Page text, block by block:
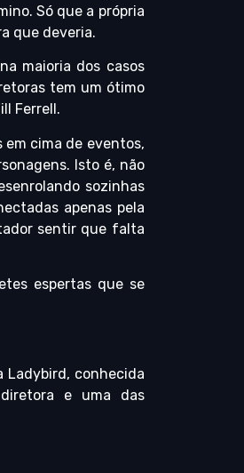
Só que a própria
que deveria.
maioria dos casos
tem um ótimo
Ferrell.
em cima de eventos,
Isto é, não
sozinhas
apenas pela
sentir que falta
espertas que se
Ladybird, conhecida
e uma das